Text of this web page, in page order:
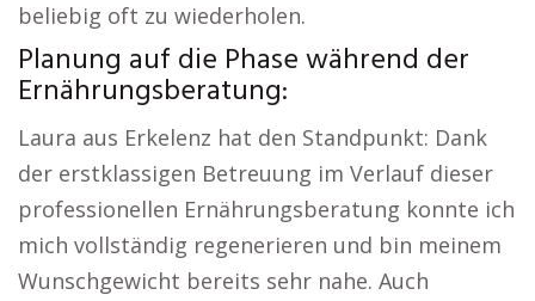
beliebig oft zu wiederholen.
Planung auf die Phase während der
Ernährungsberatung:
Laura aus Erkelenz hat den Standpunkt: Dank
der erstklassigen Betreuung im Verlauf dieser
professionellen Ernährungsberatung konnte ich
mich vollständig regenerieren und bin meinem
Wunschgewicht bereits sehr nahe. Auch